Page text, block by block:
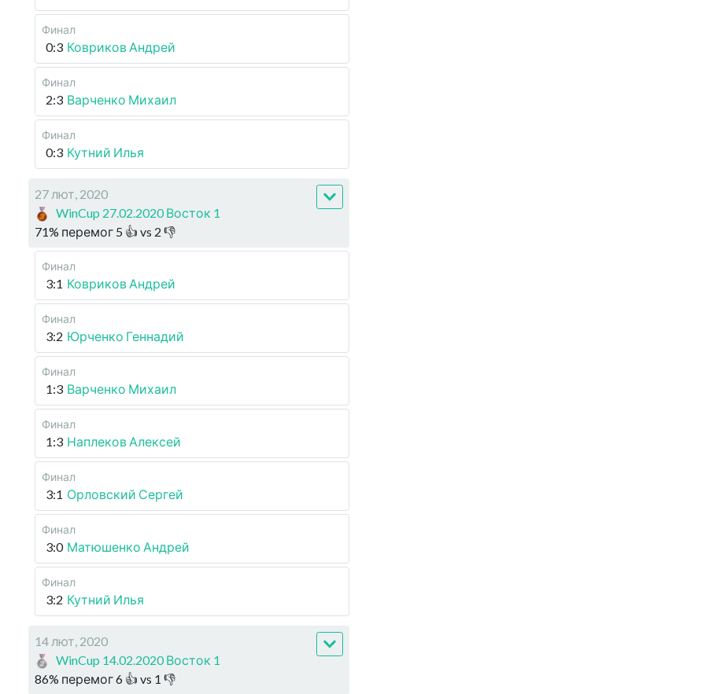
Финал
0:3 Ковриков Андрей
Финал
2:3 Варченко Михаил
Финал
0:3 Кутний Илья
27 лют, 2020
WinCup 27.02.2020 Восток 1
71% перемог 5 👍 vs 2 👎
Финал
3:1 Ковриков Андрей
Финал
3:2 Юрченко Геннадий
Финал
1:3 Варченко Михаил
Финал
1:3 Наплеков Алексей
Финал
3:1 Орловский Сергей
Финал
3:0 Матюшенко Андрей
Финал
3:2 Кутний Илья
14 лют, 2020
WinCup 14.02.2020 Восток 1
86% перемог6 👍 vs 1 👎